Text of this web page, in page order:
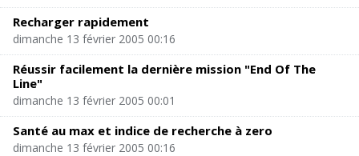
Recharger rapidement
dimanche 13 février 2005 00:16
Réussir facilement la dernière mission "End Of The
Line"
dimanche 13 février 2005 00:01
Santé au max et indice de recherche à zero
dimanche 13 février 2005 00:16